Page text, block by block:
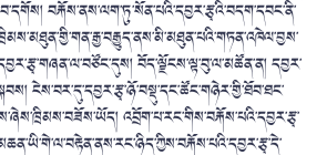
བརྐོས་ནས་ལག་ཏུ་སོན་པའི་དབྱར་རྩྭའི་བདག་དབང་ནི་
བོད་ལྗོངས་ལྟ་བུ་ལ་མཚོན་ན། དབྱར་
ངེས་བར་དུ་དབྱར་རྩྭ་ཉོ་བསྡུ་དང་ཚོང་གཉེར་གྱི་ཐོབ་ཐང་
འབྲོག་པ་རང་གིས་བརྐོས་པའི་དབྱར་རྩྭ་